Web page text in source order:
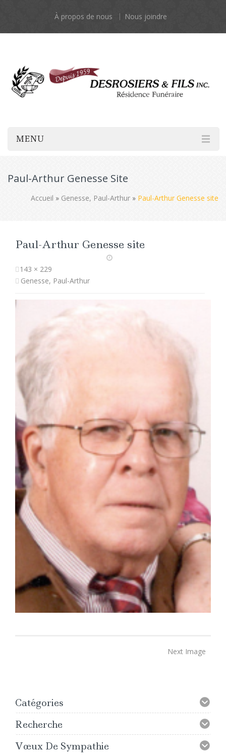
À propos de nous Nous joindre
MENU
Paul-Arthur Genesse Site
Accueil » Genesse, Paul-Arthur » Paul-Arthur Genesse site
Paul-Arthur Genesse site
143 × 229
Genesse, Paul-Arthur
Next Image
Catégories
Recherche
Vœux De Sympathie